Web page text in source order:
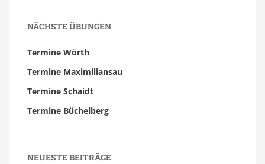
NÄCHSTE ÜBUNGEN
Termine Wörth
Termine Maximiliansau
Termine Schaidt
Termine Büchelberg
NEUESTE BEITRÄGE